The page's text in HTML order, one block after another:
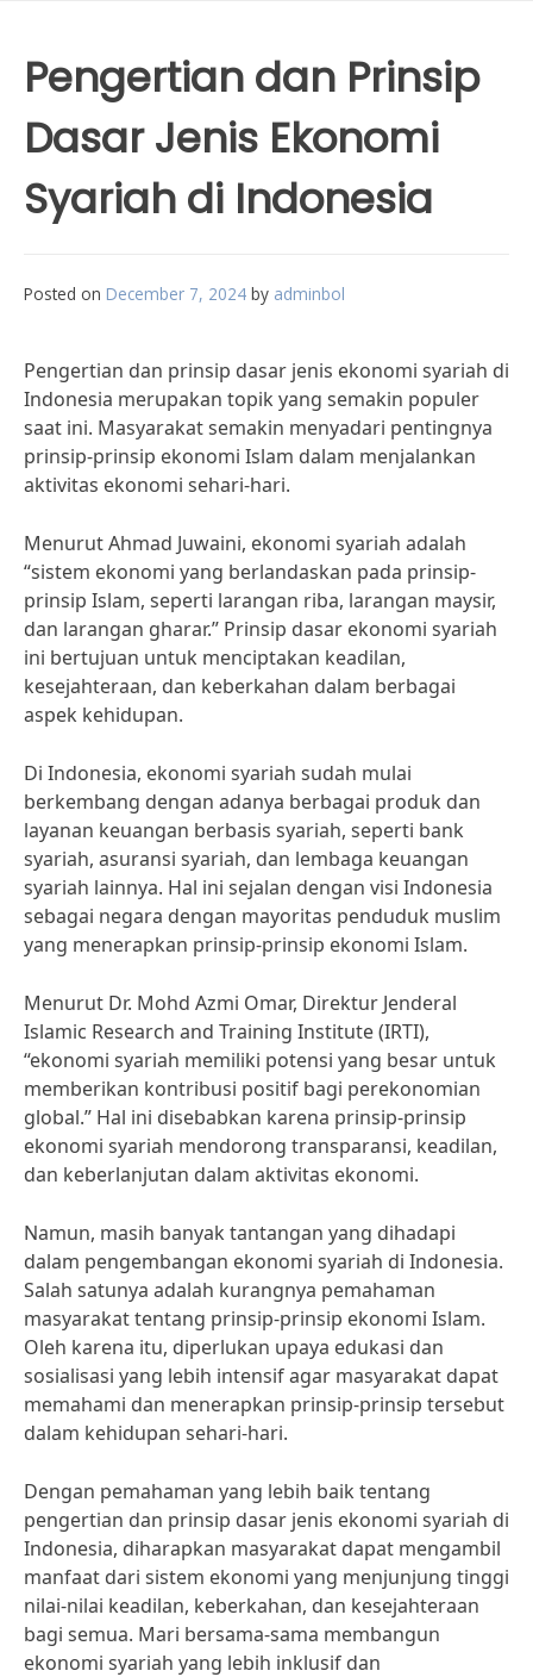
Pengertian dan Prinsip
Dasar Jenis Ekonomi
Syariah di Indonesia
Posted on December 7, 2024 by adminbol
Pengertian dan prinsip dasar jenis ekonomi syariah di
Indonesia merupakan topik yang semakin populer
saat ini. Masyarakat semakin menyadari pentingnya
prinsip-prinsip ekonomi Islam dalam menjalankan
aktivitas ekonomi sehari-hari.
Menurut Ahmad Juwaini, ekonomi syariah adalah
“sistem ekonomi yang berlandaskan pada prinsip-
prinsip Islam, seperti larangan riba, larangan maysir,
dan larangan gharar.” Prinsip dasar ekonomi syariah
ini bertujuan untuk menciptakan keadilan,
kesejahteraan, dan keberkahan dalam berbagai
aspek kehidupan.
Di Indonesia, ekonomi syariah sudah mulai
berkembang dengan adanya berbagai produk dan
layanan keuangan berbasis syariah, seperti bank
syariah, asuransi syariah, dan lembaga keuangan
syariah lainnya. Hal ini sejalan dengan visi Indonesia
sebagai negara dengan mayoritas penduduk muslim
yang menerapkan prinsip-prinsip ekonomi Islam.
Menurut Dr. Mohd Azmi Omar, Direktur Jenderal
Islamic Research and Training Institute (IRTI),
“ekonomi syariah memiliki potensi yang besar untuk
memberikan kontribusi positif bagi perekonomian
global.” Hal ini disebabkan karena prinsip-prinsip
ekonomi syariah mendorong transparansi, keadilan,
dan keberlanjutan dalam aktivitas ekonomi.
Namun, masih banyak tantangan yang dihadapi
dalam pengembangan ekonomi syariah di Indonesia.
Salah satunya adalah kurangnya pemahaman
masyarakat tentang prinsip-prinsip ekonomi Islam.
Oleh karena itu, diperlukan upaya edukasi dan
sosialisasi yang lebih intensif agar masyarakat dapat
memahami dan menerapkan prinsip-prinsip tersebut
dalam kehidupan sehari-hari.
Dengan pemahaman yang lebih baik tentang
pengertian dan prinsip dasar jenis ekonomi syariah di
Indonesia, diharapkan masyarakat dapat mengambil
manfaat dari sistem ekonomi yang menjunjung tinggi
nilai-nilai keadilan, keberkahan, dan kesejahteraan
bagi semua. Mari bersama-sama membangun
ekonomi syariah yang lebih inklusif dan